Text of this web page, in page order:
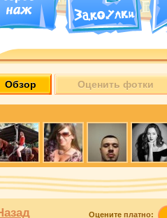
Обзор Оценить фотки
Оцените платно: